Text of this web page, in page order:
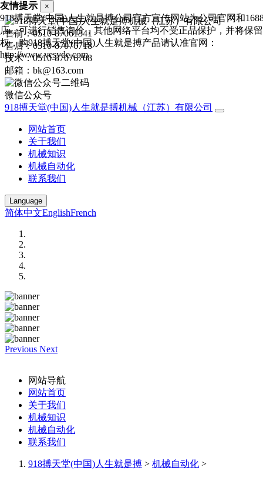
售前：0510-87061341
售后：0510-87076718
技术：0510-87076708
邮箱：bk@163.com
微信公众号
918搏天堂(中国)人生就是搏机械（江苏）有限公司
网站首页
关于我们
机械知识
机械自动化
联系我们
Language
简体中文EnglishFrench
Previous Next
网站导航
网站首页
关于我们
机械知识
机械自动化
联系我们
918搏天堂(中国)人生就是搏 > 机械自动化 >
友情提示 ×
918搏天堂(中国)人生就是搏公司官方宣传网站为公司官网和
店，可进行销售询价，其他网络平台均不受正品保护，并将保
权，购918搏天堂(中国)人生就是搏产品请认准官网：
http://www.vesyde.com